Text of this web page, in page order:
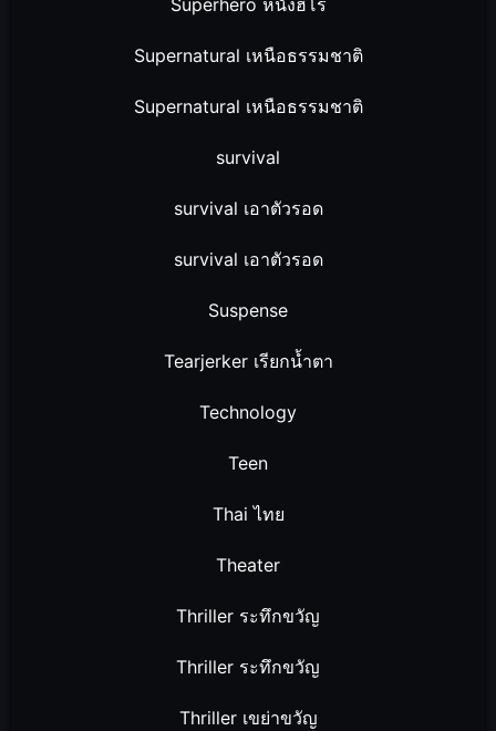
Superhero หนังฮีโร่
Supernatural เหนือธรรมชาติ
Supernatural เหนือธรรมชาติ
survival
survival เอาตัวรอด
survival เอาตัวรอด
Suspense
Tearjerker เรียกน้ำตา
Technology
Teen
Thai ไทย
Theater
Thriller ระทึกขวัญ
Thriller ระทึกขวัญ
Thriller เขย่าขวัญ